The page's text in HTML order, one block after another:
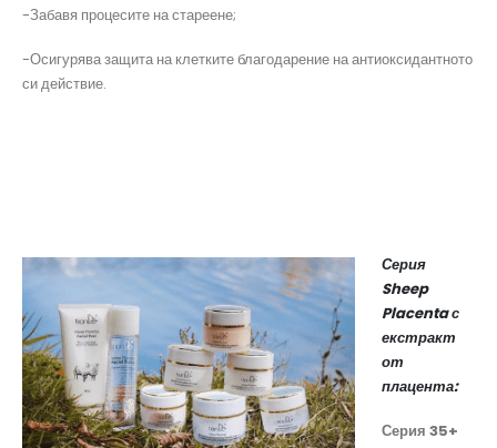
-Забавя процесите на стареене;
-Осигурява защита на клетките благодарение на антиоксидантното
си действие.
Серия
Sheep
Placenta с
екстракт
от
плацента:
Серия 35+